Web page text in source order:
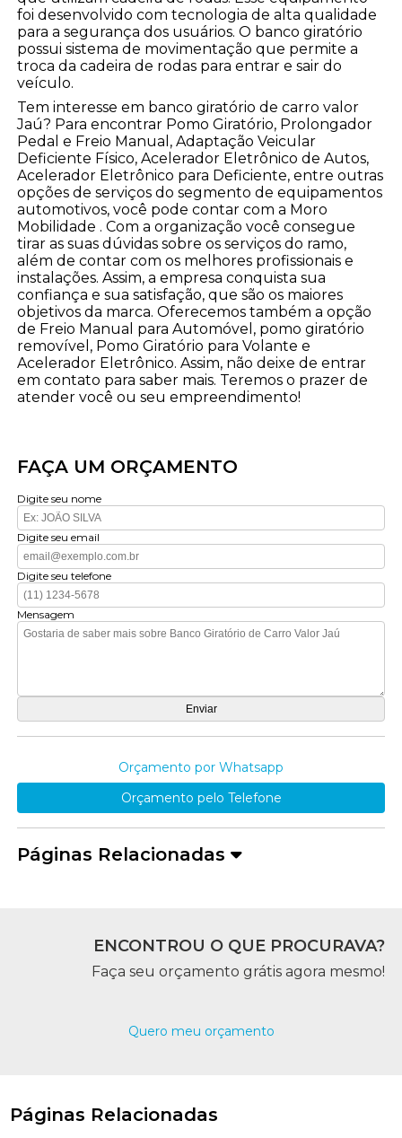
foi desenvolvido com tecnologia de alta qualidade
para a segurança dos usuários. O banco giratório
possui sistema de movimentação que permite a
troca da cadeira de rodas para entrar e sair do
veículo.
Tem interesse em banco giratório de carro valor
Jaú? Para encontrar Pomo Giratório, Prolongador
Pedal e Freio Manual, Adaptação Veicular
Deficiente Físico, Acelerador Eletrônico de Autos,
Acelerador Eletrônico para Deficiente, entre outras
opções de serviços do segmento de equipamentos
automotivos, você pode contar com a Moro
Mobilidade . Com a organização você consegue
tirar as suas dúvidas sobre os serviços do ramo,
além de contar com os melhores profissionais e
instalações. Assim, a empresa conquista sua
confiança e sua satisfação, que são os maiores
objetivos da marca. Oferecemos também a opção
de Freio Manual para Automóvel, pomo giratório
removível, Pomo Giratório para Volante e
Acelerador Eletrônico. Assim, não deixe de entrar
em contato para saber mais. Teremos o prazer de
atender você ou seu empreendimento!
FAÇA UM ORÇAMENTO
Digite seu nome
Digite seu email
Digite seu telefone
Mensagem
Orçamento por Whatsapp
Orçamento pelo Telefone
Páginas Relacionadas
ENCONTROU O QUE PROCURAVA?
Faça seu orçamento grátis agora mesmo!
Quero meu orçamento
Páginas Relacionadas